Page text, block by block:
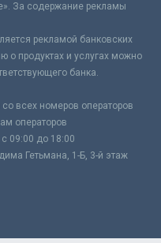
За содержание рекламы
рекламой банковских
о продуктах и услугах можно
банка.
всех номеров операторов
операторов
09:00 до 18:00
Гетьмана, 1-Б, 3-й этаж